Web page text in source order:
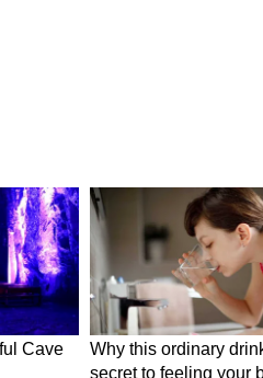
दोनों का शानदार मिश्रण
रेट्रो और रॉयल टच देता है।
हैं, हर स्लैब के नीचे वॉर्म लाइट
साइलेंस वाली प्रीमियम फील
दिखता है।